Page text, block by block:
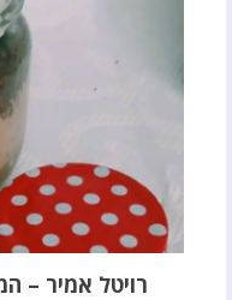
רויטל אמיר –